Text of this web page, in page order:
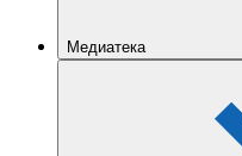
Медиатека